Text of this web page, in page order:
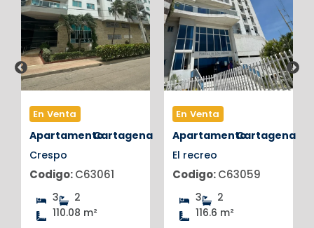
En Venta
ApartamentoCartagena
Crespo
Codigo:C63061
3
2
110.08 m²
En Venta
ApartamentoCartagena
El recreo
Codigo:C63059
3
2
116.6 m²